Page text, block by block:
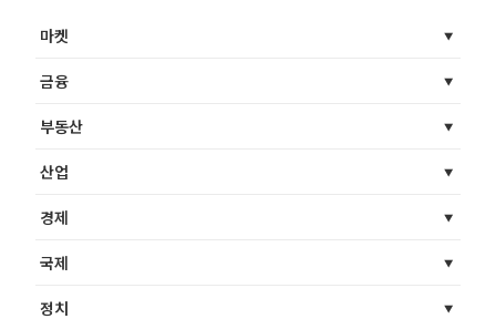
마켓
금융
부동산
산업
경제
국제
정치